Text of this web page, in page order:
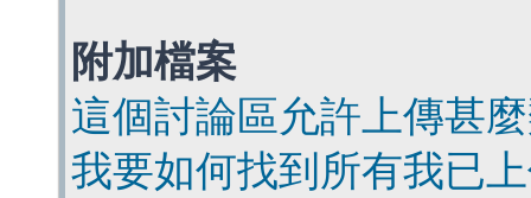
附加檔案
這個討論區允許上傳甚
我要如何找到所有我已